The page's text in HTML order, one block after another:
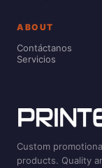
ABOUT
Contáctanos
Servicios
Custom
products. Quality